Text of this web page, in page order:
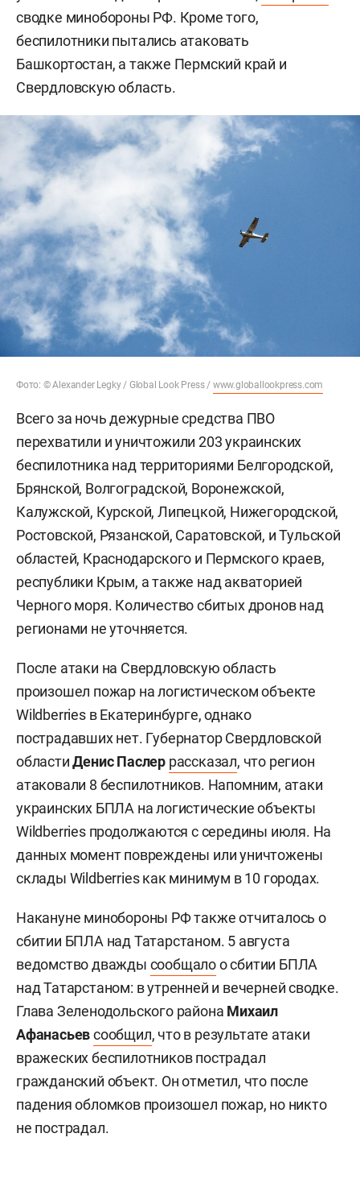
сводке минобороны РФ. Кроме того,
беспилотники пытались атаковать
Башкортостан, а также Пермский край и
Свердловскую область.
Фото: © Alexander Legky / Global Look Press / www.globallookpress.com
Всего за ночь дежурные средства ПВО
перехватили и уничтожили 203 украинских
беспилотника над территориями Белгородской,
Брянской, Волгоградской, Воронежской,
Калужской, Курской, Липецкой, Нижегородской,
Ростовской, Рязанской, Саратовской, и Тульской
областей, Краснодарского и Пермского краев,
республики Крым, а также над акваторией
Черного моря. Количество сбитых дронов над
регионами не уточняется.
После атаки на Свердловскую область
произошел пожар на логистическом объекте
Wildberries в Екатеринбурге, однако
пострадавших нет. Губернатор Свердловской
областиДенис Паслер рассказал, что регион
атаковали 8 беспилотников. Напомним, атаки
украинских БПЛА на логистические объекты
Wildberries продолжаются с середины июля. На
данных момент повреждены или уничтожены
склады Wildberries как минимум в 10 городах.
Накануне минобороны РФ также отчиталось о
сбитии БПЛА над Татарстаном. 5 августа
ведомство дважды сообщалоо сбитии БПЛА
над Татарстаном: в утренней и вечерней сводке.
Глава Зеленодольского района Михаил
Афанасьевсообщил, что в результате атаки
вражеских беспилотников пострадал
гражданский объект. Он отметил, что после
падения обломков произошел пожар, но никто
не пострадал.